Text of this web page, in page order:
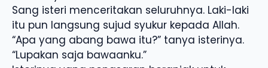
Sang isteri menceritakan seluruhnya. Laki-laki
itu pun langsung sujud syukur kepada Allah.
“Apa yang abang bawa itu?” tanya isterinya.
“Lupakan saja bawaanku.”